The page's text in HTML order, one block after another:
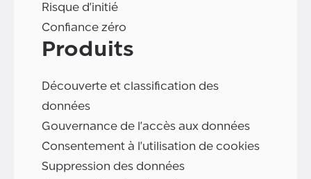
Risque d'initié
Confiance zéro
Produits
Découverte et classification des
données
Gouvernance de l'accès aux données
Consentement à l'utilisation de cookies
Suppression des données